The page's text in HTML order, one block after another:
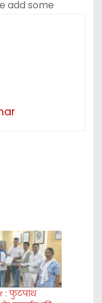
add some
: फुटपाथ